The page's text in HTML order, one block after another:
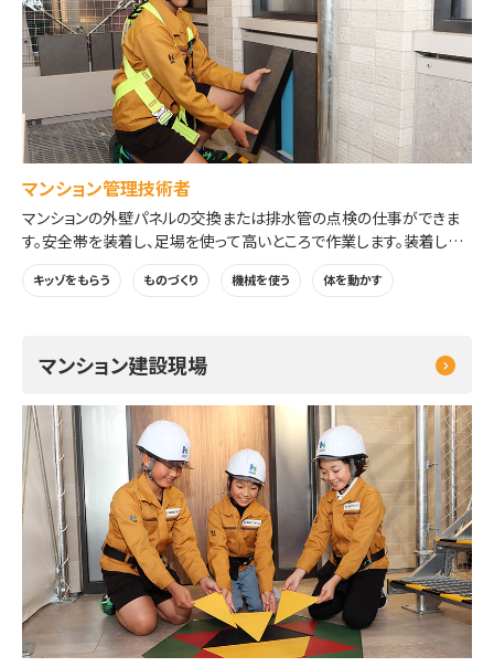
マンション管理技術者
マンションの外壁パネルの交換または排水管の点検の仕事ができま
す。安全帯を装着し、足場を使って高いところで作業します。装着した
カラビナは持ち帰れます。
※体験回により「外壁パネル交換」または「排水管点検」を行います。
キッゾをもらう ものづくり 機械を使う 体を動かす
マンション建設現場